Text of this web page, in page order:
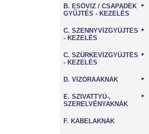
B. ESŐVÍZ / CSAPADÉK
GYŰJTÉS - KEZELÉS
►
C. SZENNYVÍZGYŰJTÉS
- KEZELÉS
►
C. SZÜRKEVÍZGYŰJTÉS
- KEZELÉS
►
D. VÍZÓRAAKNÁK ►
E. SZIVATTYÚ-,
SZERELVÉNYAKNÁK
►
F. KÁBELAKNÁK